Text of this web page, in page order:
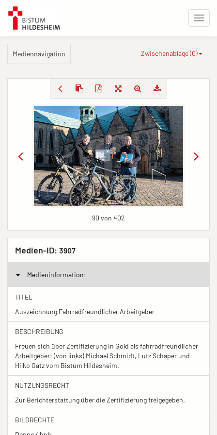
Mediennavigation Zwischenablage (0)
90 von 402
Medien-ID: 3907
Medieninformation:
TITEL
Auszeichnung Fahrradfreundlicher Arbeitgeber
BESCHREIBUNG
Freuen sich über Zertifizierung in Gold als fahrradfreundlicher
Arbeitgeber: (von links) Michael Schmidt, Lutz Schaper und
Hilko Gatz vom Bistum Hildesheim.
NUTZUNGSRECHT
Zur Berichterstattung über die Zertifizierung freigegeben.
BILDRECHTE